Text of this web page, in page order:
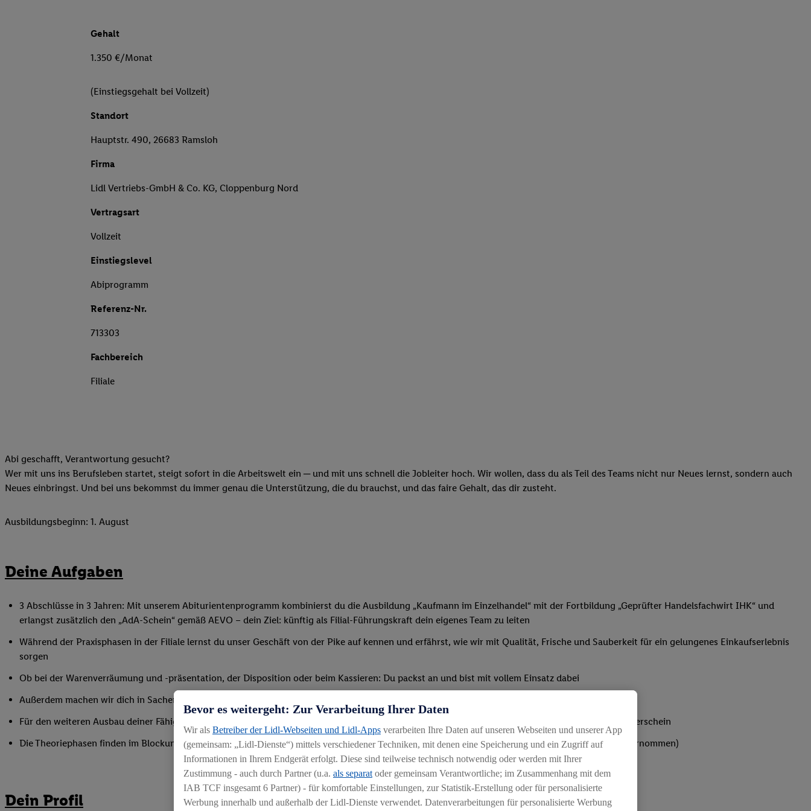
Gehalt
1.350 €/Monat
(Einstiegsgehalt bei Vollzeit)
Standort
Hauptstr. 490, 26683 Ramsloh
Firma
Lidl Vertriebs-GmbH & Co. KG, Cloppenburg Nord
Vertragsart
Vollzeit
Einstiegslevel
Abiprogramm
Referenz-Nr.
713303
Fachbereich
Filiale
Abi geschafft, Verantwortung gesucht?
Wer mit uns ins Berufsleben startet, steigt sofort in die Arbeitswelt ein ─ und mit uns schnell die Jobleiter hoch. Wir wollen, dass du als Teil des Teams nicht nur Neues lernst, sondern auch
Neues einbringst. Und bei uns bekommst du immer genau die Unterstützung, die du brauchst, und das faire Gehalt, das dir zusteht.
Ausbildungsbeginn: 1. August
Deine Aufgaben
3 Abschlüsse in 3 Jahren: Mit unserem Abiturientenprogramm kombinierst du die Ausbildung „Kaufmann im Einzelhandel“ mit der Fortbildung „Geprüfter Handelsfachwirt IHK“ und
erlangst zusätzlich den „AdA-Schein“ gemäß AEVO – dein Ziel: künftig als Filial-Führungskraft dein eigenes Team zu leiten
Während der Praxisphasen in der Filiale lernst du unser Geschäft von der Pike auf kennen und erfährst, wie wir mit Qualität, Frische und Sauberkeit für ein gelungenes Einkaufserlebnis
sorgen
Ob bei der Warenverräumung und -präsentation, der Disposition oder beim Kassieren: Du packst an und bist mit vollem Einsatz dabei
Außerdem machen wir dich in Sachen Mitarbeiterführung fit, sodass du bald deine erste eigene Schicht übernehmen kannst
Für den weiteren Ausbau deiner Fähigkeiten nimmst du an verschiedenen Schulungen und Seminaren teil – außerdem erwirbst du den IHK-Ausbilderschein
Die Theoriephasen finden im Blockunterricht an einem externen Bildungszentrum statt (etwaige Reise-/Übernachtungskosten werden von Lidl übernommen)
Dein Profil
Bevor es weitergeht: Zur Verarbeitung Ihrer Daten
Wir als Betreiber der Lidl-Webseiten und Lidl-Apps verarbeiten Ihre Daten auf unseren Webseiten und unserer App
(gemeinsam: „Lidl-Dienste“) mittels verschiedener Techniken, mit denen eine Speicherung und ein Zugriff auf
Informationen in Ihrem Endgerät erfolgt. Diese sind teilweise technisch notwendig oder werden mit Ihrer
Zustimmung - auch durch Partner (u.a. als separat oder gemeinsam Verantwortliche; im Zusammenhang mit dem
IAB TCF insgesamt 6 Partner) - für komfortable Einstellungen, zur Statistik-Erstellung oder für personalisierte
Werbung innerhalb und außerhalb der Lidl-Dienste verwendet. Datenverarbeitungen für personalisierte Werbung